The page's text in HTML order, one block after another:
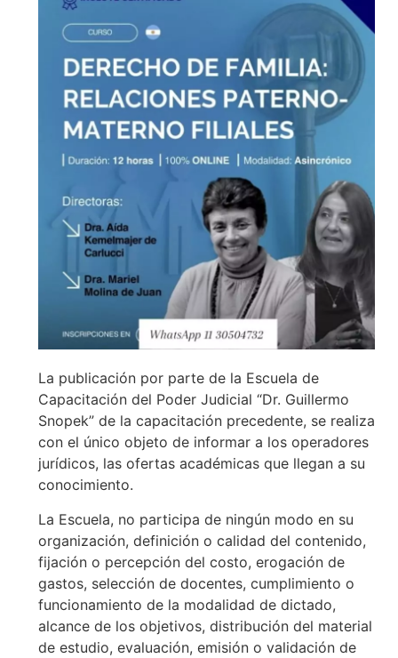
La publicación por parte de la Escuela de
Capacitación del Poder Judicial “Dr. Guillermo
Snopek” de la capacitación precedente, se realiza
con el único objeto de informar a los operadores
jurídicos, las ofertas académicas que llegan a su
conocimiento.
La Escuela, no participa de ningún modo en su
organización, definición o calidad del contenido,
fijación o percepción del costo, erogación de
gastos, selección de docentes, cumplimiento o
funcionamiento de la modalidad de dictado,
alcance de los objetivos, distribución del material
de estudio, evaluación, emisión o validación de